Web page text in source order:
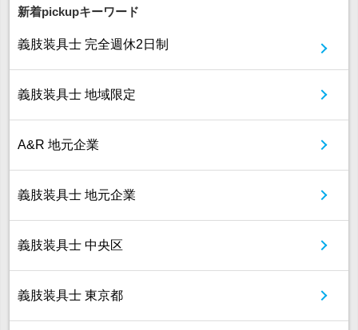
新着pickupキーワード
義肢装具士 完全週休2日制
義肢装具士 地域限定
A&R 地元企業
義肢装具士 地元企業
義肢装具士 中央区
義肢装具士 東京都